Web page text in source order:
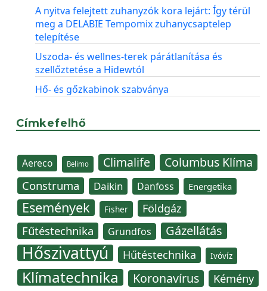
A nyitva felejtett zuhanyzók kora lejárt: Így térül
meg a DELABIE Tempomix zuhanycsaptelep
telepítése
Uszoda- és wellnes-terek párátlanítása és
szellőztetése a Hidewtól
Hő- és gőzkabinok szabványa
Címkefelhő
Aereco Belimo Climalife Columbus Klíma
Construma Daikin Danfoss Energetika
Események Fisher Földgáz
Fűtéstechnika Grundfos Gázellátás
Hőszivattyú Hűtéstechnika Ivóvíz
Klímatechnika Koronavírus Kémény